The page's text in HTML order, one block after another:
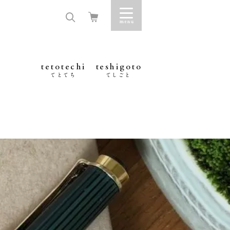
tetotechi
てとてち
teshigoto
てしごと